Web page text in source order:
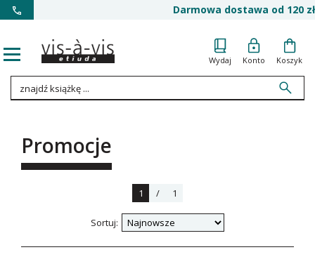
Darmowa dostawa od 120 zł
Wydaj Konto Koszyk
Promocje
1 / 1
Sortuj: